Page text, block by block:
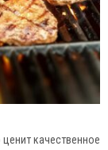
качественное